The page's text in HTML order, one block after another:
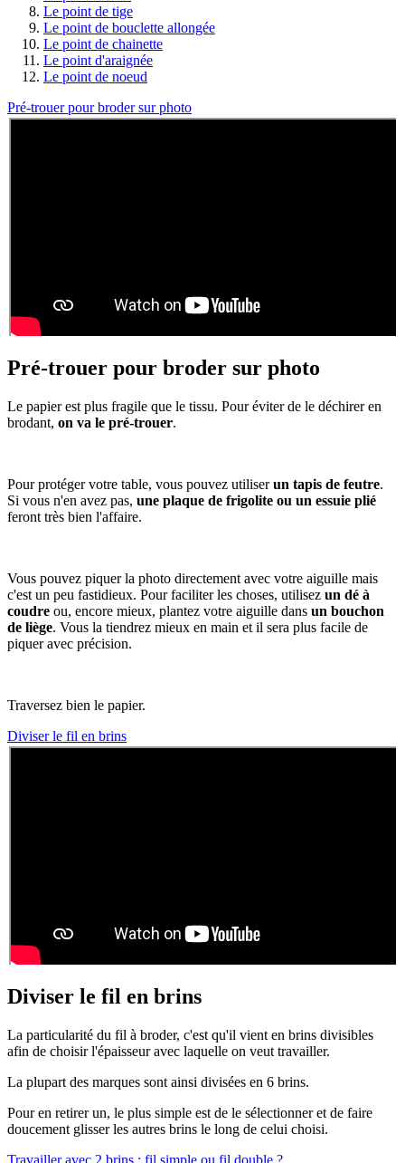
Le point de tige
Le point de bouclette allongée
Le point de chainette
Le point d'araignée
Le point de noeud
Pré-trouer pour broder sur photo
Pré-trouer pour broder sur photo
Le papier est plus fragile que le tissu. Pour éviter de le déchirer en
brodant, on va le pré-trouer.
Pour protéger votre table, vous pouvez utiliserun tapis de feutre.
Si vous n'en avez pas, une plaque de frigolite ou un essuie plié
feront très bien l'affaire.
Vous pouvez piquer la photo directement avec votre aiguille mais
c'est un peu fastidieux. Pour faciliter les choses, utilisez un dé à
coudre ou, encore mieux, plantez votre aiguille dans un bouchon
de liège. Vous la tiendrez mieux en main et il sera plus facile de
piquer avec précision.
Traversez bien le papier.
Diviser le fil en brins
Diviser le fil en brins
La particularité du fil à broder, c'est qu'il vient en brins divisibles
afin de choisir l'épaisseur avec laquelle on veut travailler.
La plupart des marques sont ainsi divisées en 6 brins.
Pour en retirer un, le plus simple est de le sélectionner et de faire
doucement glisser les autres brins le long de celui choisi.
Travailler avec 2 brins : fil simple ou fil double ?